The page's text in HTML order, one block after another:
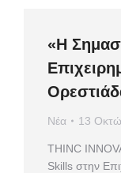
«Η
Νέα 13
ΤHINC
Skills στην